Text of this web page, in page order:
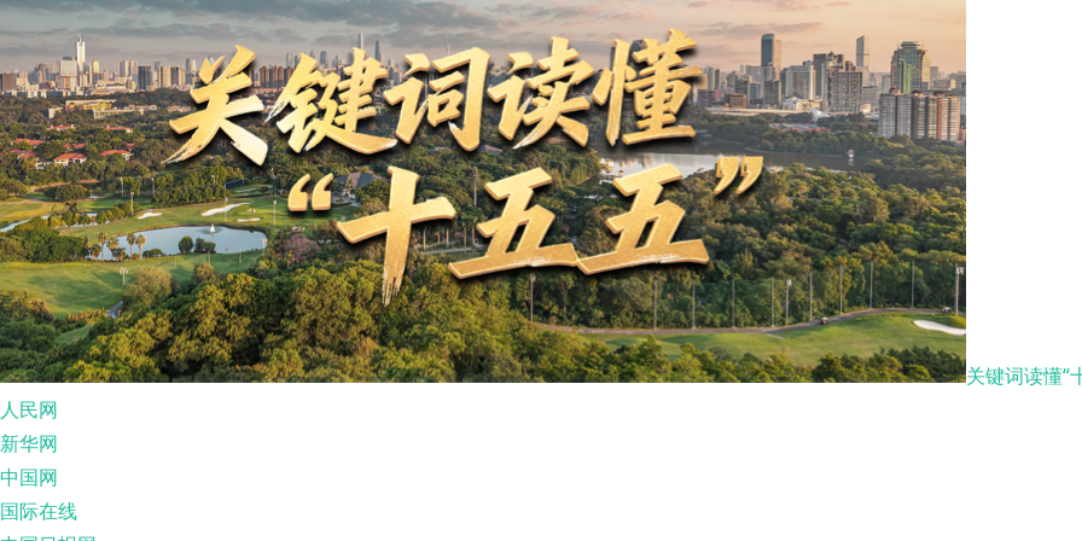
关键词读懂“
人民网
新华网
中国网
国际在线